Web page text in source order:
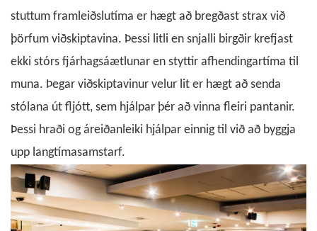
stuttum framleiðslutíma er hægt að bregðast strax við
þörfum viðskiptavina. Þessi litli en snjalli birgðir krefjast
ekki stórs fjárhagsáætlunar en styttir afhendingartíma til
muna. Þegar viðskiptavinur velur lit er hægt að senda
stólana út fljótt, sem hjálpar þér að vinna fleiri pantanir.
Þessi hraði og áreiðanleiki hjálpar einnig til við að byggja
upp langtímasamstarf.